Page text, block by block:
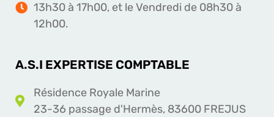
13h30 à 17h00, et le Vendredi de 08h30 à
12h00.
A.S.I EXPERTISE COMPTABLE
Résidence Royale Marine
23-36 passage d'Hermès, 83600 FREJUS